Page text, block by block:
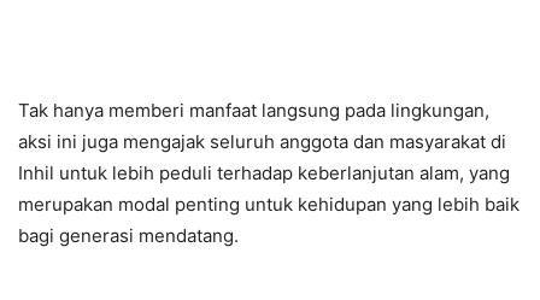
Tak hanya memberi manfaat langsung pada lingkungan,
aksi ini juga mengajak seluruh anggota dan masyarakat di
Inhil untuk lebih peduli terhadap keberlanjutan alam, yang
merupakan modal penting untuk kehidupan yang lebih baik
bagi generasi mendatang.